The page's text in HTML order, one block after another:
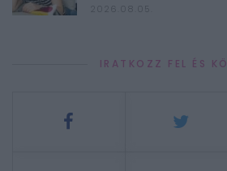
IRATKOZZ FEL ÉS